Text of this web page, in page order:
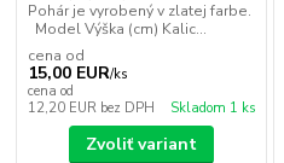
Pohár je vyrobený v zlatej farbe.
Model Výška (cm) Kalic...
cena od
15,00 EUR/ks
cena od
12,20 EUR bez DPH Skladom 1 ks
Zvoliť variant